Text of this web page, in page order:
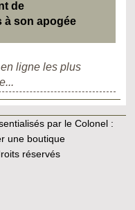
de
à son apogée
ligne les plus
par le Colonel :
une boutique
réservés